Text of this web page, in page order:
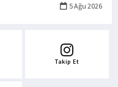
5 Ağu 2026
Takip Et